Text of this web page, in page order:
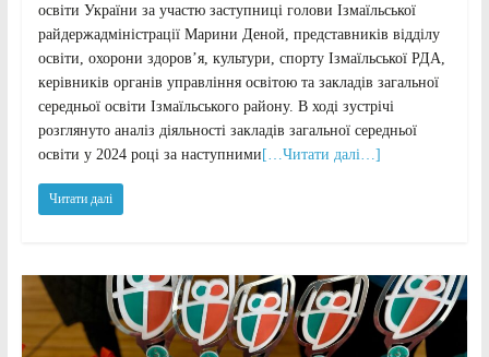
освіти України за участю заступниці голови Ізмаїльської
райдержадміністрації Марини Деной, представників відділу
освіти, охорони здоров’я, культури, спорту Ізмаїльської РДА,
керівників органів управління освітою та закладів загальної
середньої освіти Ізмаїльського району. В ході зустрічі
розглянуто аналіз діяльності закладів загальної середньої
освіти у 2024 році за наступними […Читати далі…]
Читати далі